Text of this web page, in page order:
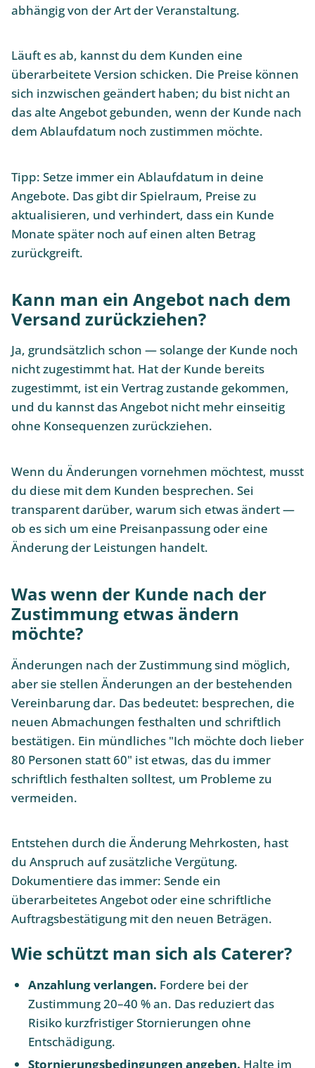
abhängig von der Art der Veranstaltung.
Läuft es ab, kannst du dem Kunden eine
überarbeitete Version schicken. Die Preise können
sich inzwischen geändert haben; du bist nicht an
das alte Angebot gebunden, wenn der Kunde nach
dem Ablaufdatum noch zustimmen möchte.
Tipp: Setze immer ein Ablaufdatum in deine
Angebote. Das gibt dir Spielraum, Preise zu
aktualisieren, und verhindert, dass ein Kunde
Monate später noch auf einen alten Betrag
zurückgreift.
Kann man ein Angebot nach dem
Versand zurückziehen?
Ja, grundsätzlich schon — solange der Kunde noch
nicht zugestimmt hat. Hat der Kunde bereits
zugestimmt, ist ein Vertrag zustande gekommen,
und du kannst das Angebot nicht mehr einseitig
ohne Konsequenzen zurückziehen.
Wenn du Änderungen vornehmen möchtest, musst
du diese mit dem Kunden besprechen. Sei
transparent darüber, warum sich etwas ändert —
ob es sich um eine Preisanpassung oder eine
Änderung der Leistungen handelt.
Was wenn der Kunde nach der
Zustimmung etwas ändern
möchte?
Änderungen nach der Zustimmung sind möglich,
aber sie stellen Änderungen an der bestehenden
Vereinbarung dar. Das bedeutet: besprechen, die
neuen Abmachungen festhalten und schriftlich
bestätigen. Ein mündliches "Ich möchte doch lieber
80 Personen statt 60" ist etwas, das du immer
schriftlich festhalten solltest, um Probleme zu
vermeiden.
Entstehen durch die Änderung Mehrkosten, hast
du Anspruch auf zusätzliche Vergütung.
Dokumentiere das immer: Sende ein
überarbeitetes Angebot oder eine schriftliche
Auftragsbestätigung mit den neuen Beträgen.
Wie schützt man sich als Caterer?
Anzahlung verlangen. Fordere bei der
Zustimmung 20–40 % an. Das reduziert das
Risiko kurzfristiger Stornierungen ohne
Entschädigung.
Stornierungsbedingungen angeben. Halte im